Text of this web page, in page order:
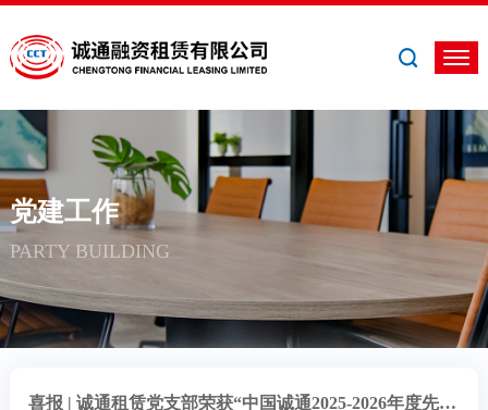
党建工作
PARTY BUILDING
喜报 | 诚通租赁党支部荣获“中国诚通2025-2026年度先进基层党组织”